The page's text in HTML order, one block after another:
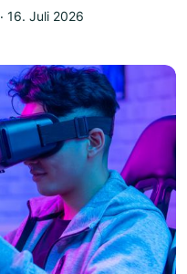
‧ 16. Juli 2026